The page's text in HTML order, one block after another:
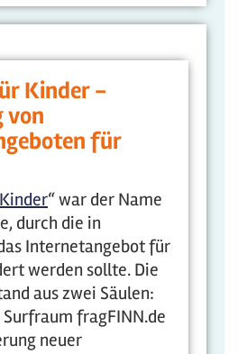
Kinder -
von
für
“ war der Name
durch die in
Internetangebot für
werden sollte. Die
aus zwei Säulen:
fragFINN.de
neuer